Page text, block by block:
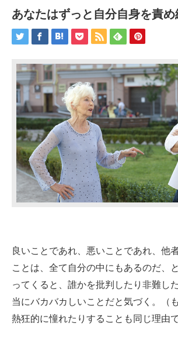
あなたはずっと自分自身を責め
良いことであれ、悪いことであれ、他
ことは、全て自分の中にもあるのだ、
ってくると、誰かを批判したり非難し
当にバカバカしいことだと気づく。（
熱狂的に憧れたりすることも同じ理由